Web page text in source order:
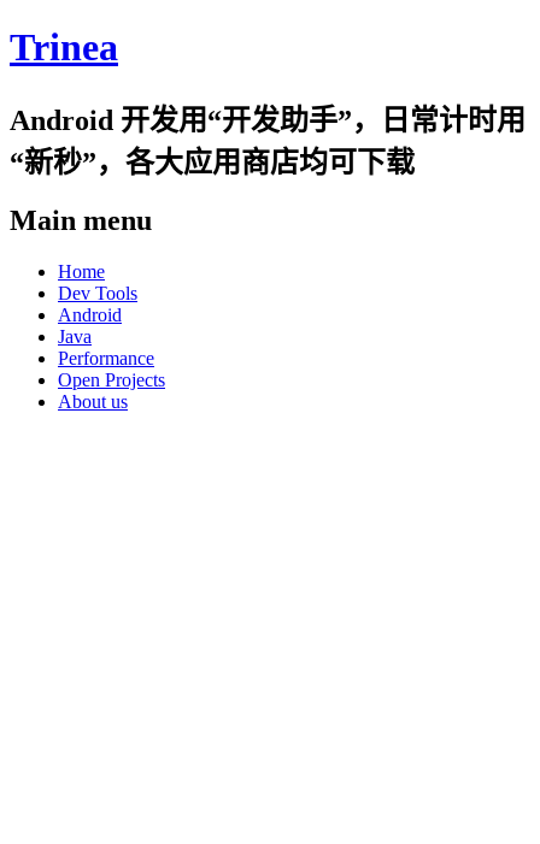
Trinea
Android 开发用“开发助手”，日常计时用
“新秒”，各大应用商店均可下载
Main menu
Skip
content
Home
Dev Tools
Android
Java
Performance
Open Projects
About us